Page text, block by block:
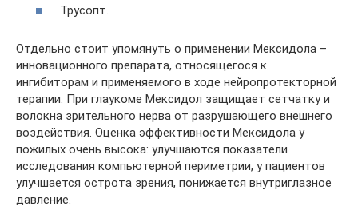
Трусопт.
Отдельно стоит упомянуть о применении Мексидола –
инновационного препарата, относящегося к
ингибиторам и применяемого в ходе нейропротекторной
терапии. При глаукоме Мексидол защищает сетчатку и
волокна зрительного нерва от разрушающего внешнего
воздействия. Оценка эффективности Мексидола у
пожилых очень высока: улучшаются показатели
исследования компьютерной периметрии, у пациентов
улучшается острота зрения, понижается внутриглазное
давление.